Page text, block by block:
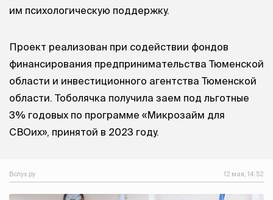
им психологическую поддержку.
Проект реализован при содействии фондов
финансирования предпринимательства Тюменской
области и инвестиционного агентства Тюменской
области. Тоболячка получила заем под льготные
3% годовых по программе «Микрозайм для
СВОих», принятой в 2023 году.
Вслух.ру 12 мая, 14:52